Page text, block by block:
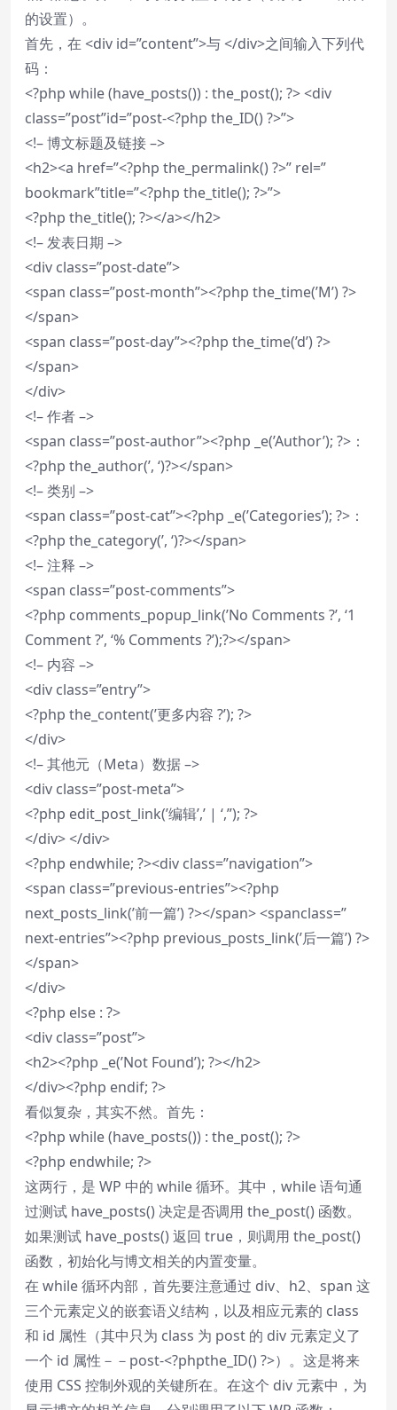
的设置）。
首先，在 <div id=”content”>与 </div>之间输入下列代
码：
<?php while (have_posts()) : the_post(); ?> <div
class=”post”id=”post-<?php the_ID() ?>”>
<!– 博文标题及链接 –>
<h2><a href=”<?php the_permalink() ?>” rel=”
bookmark”title=”<?php the_title(); ?>”>
<?php the_title(); ?></a></h2>
<!– 发表日期 –>
<div class=”post-date”>
<span class=”post-month”><?php the_time(’M’) ?>
</span>
<span class=”post-day”><?php the_time(’d’) ?>
</span>
</div>
<!– 作者 –>
<span class=”post-author”><?php _e(’Author’); ?>：
<?php the_author(’, ‘)?></span>
<!– 类别 –>
<span class=”post-cat”><?php _e(’Categories’); ?>：
<?php the_category(’, ‘)?></span>
<!– 注释 –>
<span class=”post-comments”>
<?php comments_popup_link(’No Comments ?’, ‘1
Comment ?’, ‘% Comments ?’);?></span>
<!– 内容 –>
<div class=”entry”>
<?php the_content(’更多内容 ?’); ?>
</div>
<!– 其他元（Meta）数据 –>
<div class=”post-meta”>
<?php edit_post_link(’编辑’,’ | ‘,”); ?>
</div> </div>
<?php endwhile; ?><div class=”navigation”>
<span class=”previous-entries”><?php
next_posts_link(’前一篇’) ?></span> <spanclass=”
next-entries”><?php previous_posts_link(’后一篇’) ?>
</span>
</div>
<?php else : ?>
<div class=”post”>
<h2><?php _e(’Not Found’); ?></h2>
</div><?php endif; ?>
看似复杂，其实不然。首先：
<?php while (have_posts()) : the_post(); ?>
<?php endwhile; ?>
这两行，是 WP 中的 while 循环。其中，while 语句通
过测试 have_posts() 决定是否调用 the_post() 函数。
如果测试 have_posts() 返回 true，则调用 the_post()
函数，初始化与博文相关的内置变量。
在 while 循环内部，首先要注意通过 div、h2、span 这
三个元素定义的嵌套语义结构，以及相应元素的 class
和 id 属性（其中只为 class 为 post 的 div 元素定义了
一个 id 属性－－post-<?phpthe_ID() ?>）。这是将来
使用 CSS 控制外观的关键所在。在这个 div 元素中，为